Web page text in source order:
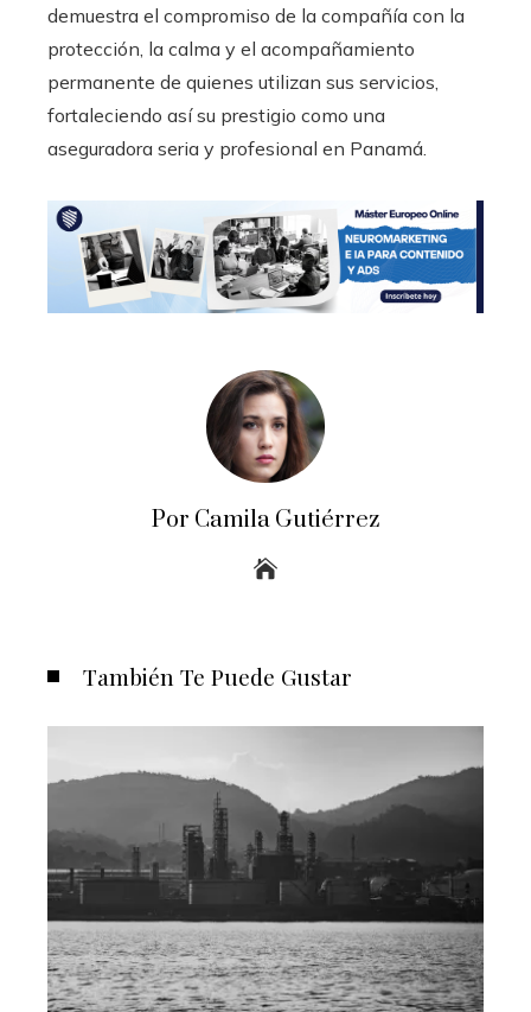
demuestra el compromiso de la compañía con la
protección, la calma y el acompañamiento
permanente de quienes utilizan sus servicios,
fortaleciendo así su prestigio como una
aseguradora seria y profesional en Panamá.
Por Camila Gutiérrez
También Te Puede Gustar